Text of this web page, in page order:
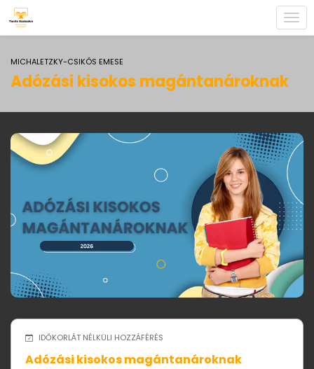
MICHALETZKY-CSIKÓS EMESE
Adózási kisokos magántanároknak
IDŐKORLÁT NÉLKÜLI HOZZÁFÉRÉS
Adózási kisokos magántanároknak